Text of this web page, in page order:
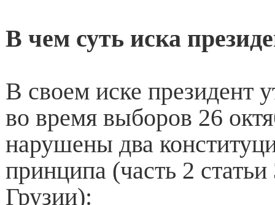
В чем суть иска
В своем иске президент
во время выборов 26
нарушены два
принципа (часть 2
Грузии):